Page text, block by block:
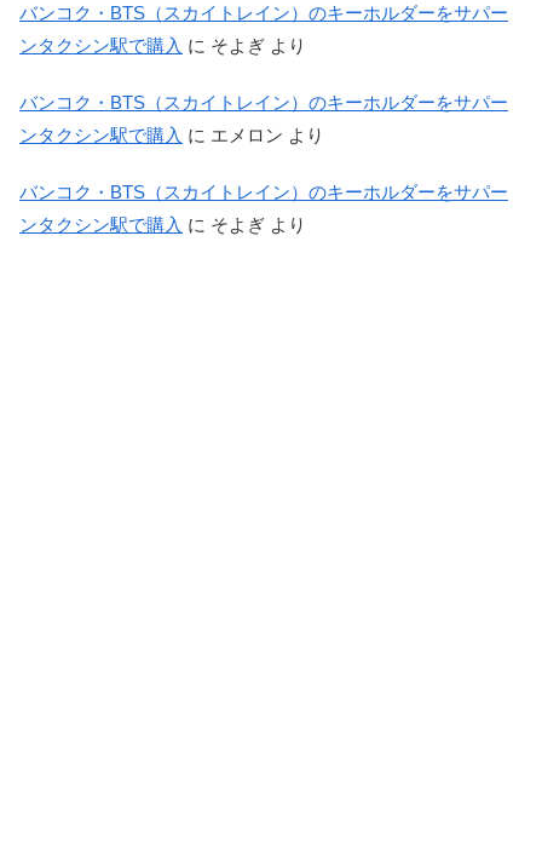
バンコク・BTS（スカイトレイン）のキーホルダーをサパー
ンタクシン駅で購入 に そよぎ より
バンコク・BTS（スカイトレイン）のキーホルダーをサパー
ンタクシン駅で購入 に エメロン より
バンコク・BTS（スカイトレイン）のキーホルダーをサパー
ンタクシン駅で購入 に そよぎ より